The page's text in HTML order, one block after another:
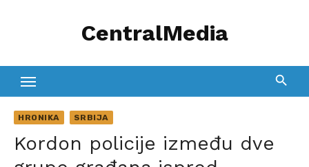
CentralMedia
HRONIKA SRBIJA
Kordon policije između dve